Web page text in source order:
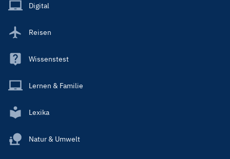
Main
Digital
Reisen
Wissenstest
Lernen & Familie
Lexika
Natur & Umwelt